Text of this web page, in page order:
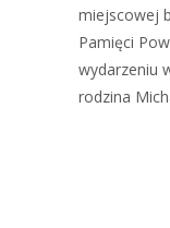
miejscowej
Pamięci
wydarzeniu
rodzina